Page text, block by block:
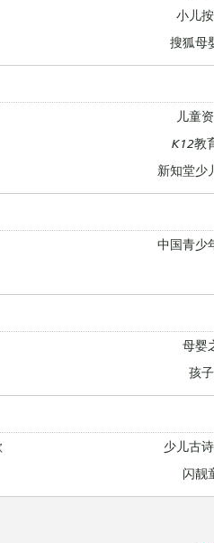
小儿
搜狐母
儿童
K12教
新知堂少
中国青少
母婴
孩
少儿古
闪靓